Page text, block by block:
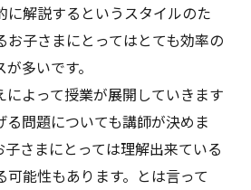
に解説するというスタイルのた
お子さまにとってはとても効率の
多いです。
によって授業が展開していきます
る問題についても講師が決めま
さまにとっては理解出来ている
能性もあります。とは言って